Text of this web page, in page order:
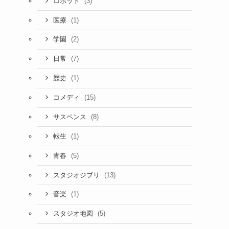
医療 (1)
学園 (2)
日常 (7)
歴史 (1)
コメディ (15)
サスペンス (8)
転生 (1)
青春 (5)
スタジオジブリ (13)
音楽 (1)
スタジオ地図 (5)